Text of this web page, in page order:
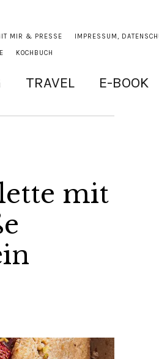
MIR & PRESSE IMPRESSUM,
KOCHBUCH
TRAVEL E-BOOK
mit